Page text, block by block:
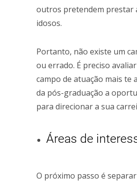
outros pretendem prestar
idosos.
Portanto, não existe um
ou errado. É preciso
campo de atuação mais te
da pós-graduação a
para direcionar a sua
Áreas de
O próximo passo é